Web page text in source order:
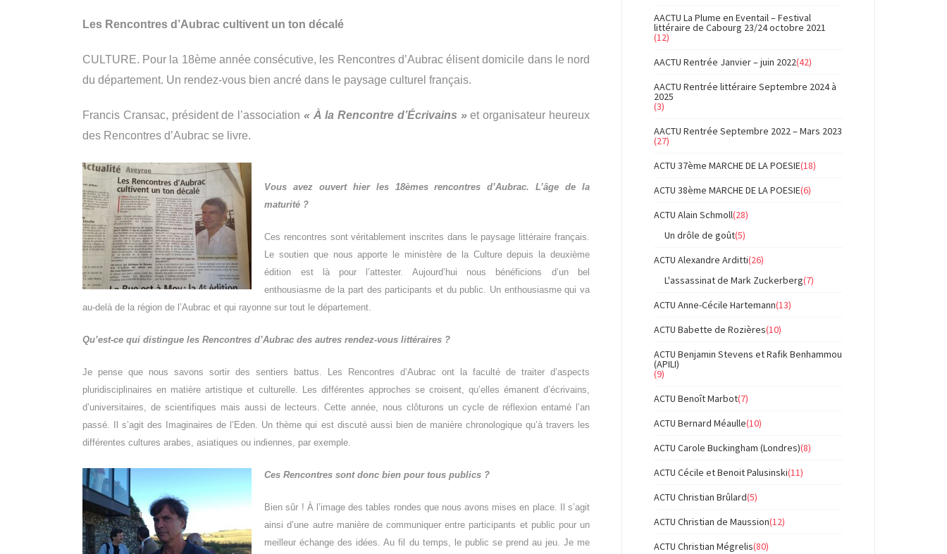
Les Rencontres d’Aubrac cultivent un ton décalé
CULTURE. Pour la 18ème année consécutive, les Rencontres d’Aubrac élisent domicile dans le nord
du département. Un rendez-vous bien ancré dans le paysage culturel français.
Francis Cransac, président de l’association « À la Rencontre d’Écrivains »et organisateur heureux
des Rencontres d’Aubrac se livre.
Vous avez ouvert hier les 18èmes rencontres d’Aubrac. L’âge de la
maturité ?
Ces rencontres sont véritablement inscrites dans le paysage littéraire français.
Le soutien que nous apporte le ministère de la Culture depuis la deuxième
édition est là pour l’attester. Aujourd’hui nous bénéficions d’un bel
enthousiasme de la part des participants et du public. Un enthousiasme qui va
au-delà de la région de l’Aubrac et qui rayonne sur tout le département.
Qu’est-ce qui distingue les Rencontres d’Aubrac des autres rendez-vous littéraires ?
Je pense que nous savons sortir des sentiers battus. Les Rencontres d’Aubrac ont la faculté de traiter d’aspects
pluridisciplinaires en matière artistique et culturelle. Les différentes approches se croisent, qu’elles émanent d’écrivains,
d’universitaires, de scientifiques mais aussi de lecteurs. Cette année, nous clôturons un cycle de réflexion entamé l’an
passé. Il s’agit des Imaginaires de l’Eden. Un thème qui est discuté aussi bien de manière chronologique qu’à travers les
différentes cultures arabes, asiatiques ou indiennes, par exemple.
Ces Rencontres sont donc bien pour tous publics ?
Bien sûr ! À l’image des tables rondes que nous avons mises en place. Il s’agit
ainsi d’une autre manière de communiquer entre participants et public pour un
meilleur échange des idées. Au fil du temps, le public se prend au jeu. Je me
AACTU La Plume en Eventail – Festival
littéraire de Cabourg 23/24 octobre 2021
(12)
AACTU Rentrée Janvier – juin 2022(42)
AACTU Rentrée littéraire Septembre 2024 à
2025
(3)
AACTU Rentrée Septembre 2022 – Mars 2023
(27)
ACTU 37ème MARCHE DE LA POESIE(18)
ACTU 38ème MARCHE DE LA POESIE(6)
ACTU Alain Schmoll(28)
Un drôle de goût(5)
ACTU Alexandre Arditti(26)
L'assassinat de Mark Zuckerberg(7)
ACTU Anne-Cécile Hartemann(13)
ACTU Babette de Rozières(10)
ACTU Benjamin Stevens et Rafik Benhammou
(APILI)
(9)
ACTU Benoît Marbot(7)
ACTU Bernard Méaulle(10)
ACTU Carole Buckingham (Londres)(8)
ACTU Cécile et Benoit Palusinski(11)
ACTU Christian Brûlard(5)
ACTU Christian de Maussion(12)
ACTU Christian Mégrelis(80)